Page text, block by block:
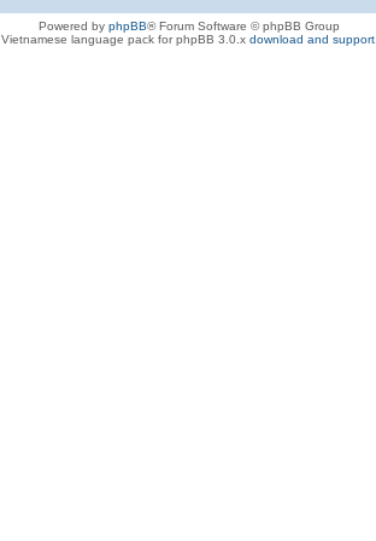
Powered by phpBB® Forum Software © phpBB Group
Vietnamese language pack for phpBB 3.0.x download and support.